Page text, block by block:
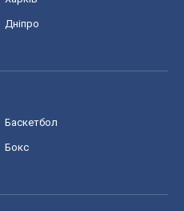
Дніпро
Баскетбол
Бокс